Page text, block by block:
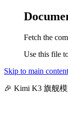
Fetch the
Use this file
Skip to main content
🎉 Kimi K3 旗舰